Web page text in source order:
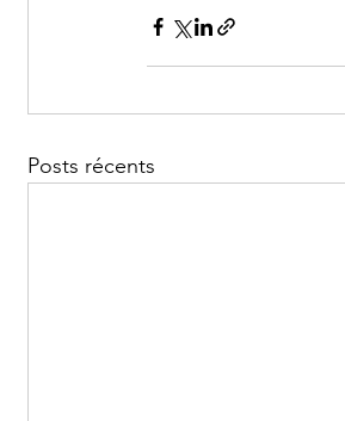
Posts récents